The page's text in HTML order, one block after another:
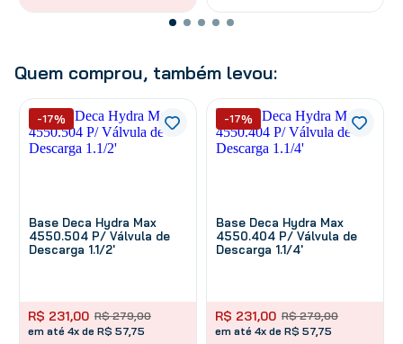
Quem comprou, também levou:
Base Deca Hydra Max
4550.504 P/ Válvula de
Descarga 1.1/2'
R$ 279,00
R$ 231,00
em até 4x de R$ 57,75
-17%
Base Deca Hydra Max
4550.404 P/ Válvula de
Descarga 1.1/4'
R$ 279,00
R$ 231,00
em até 4x de R$ 57,75
-17%